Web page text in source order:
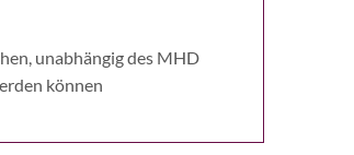
unabhängig des MHD
können